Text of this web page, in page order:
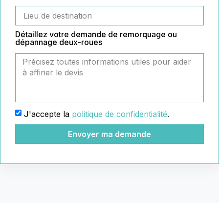
Détaillez votre demande de remorquage ou
dépannage deux-roues
J'accepte la politique de confidentialité.
Envoyer ma demande